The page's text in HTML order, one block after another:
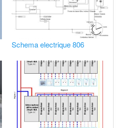
Schema electrique 806